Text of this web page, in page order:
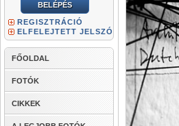
REGISZTRÁCIÓ
ELFELEJTETT JELSZÓ
FŐOLDAL
FOTÓK
CIKKEK